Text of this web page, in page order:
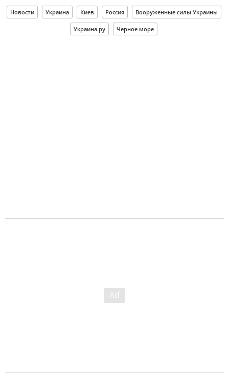
Новости Украина Киев Россия Вооруженные силы Украины
Украина.ру Черное море